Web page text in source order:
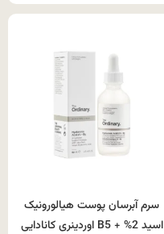
سرم آبرسان پوست هیالورونیک
اسید 2% + B5 اوردینری کانادایی